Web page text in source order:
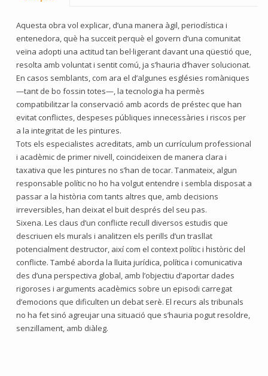
Aquesta obra vol explicar, d’una manera àgil, periodística i
entenedora, què ha succeït perquè el govern d’una comunitat
veïna adopti una actitud tan bel·ligerant davant una qüestió que,
resolta amb voluntat i sentit comú, ja s’hauria d’haver solucionat.
En casos semblants, com ara el d’algunes esglésies romàniques
—tant de bo fossin totes—, la tecnologia ha permès
compatibilitzar la conservació amb acords de préstec que han
evitat conflictes, despeses públiques innecessàries i riscos per
a la integritat de les pintures.
Tots els especialistes acreditats, amb un currículum professional
i acadèmic de primer nivell, coincideixen de manera clara i
taxativa que les pintures no s’han de tocar. Tanmateix, algun
responsable polític no ho ha volgut entendre i sembla disposat a
passar a la història com tants altres que, amb decisions
irreversibles, han deixat el buit després del seu pas.
Sixena. Les claus d’un conflicte recull diversos estudis que
descriuen els murals i analitzen els perills d’un trasllat
potencialment destructor, així com el context polític i històric del
conflicte. També aborda la lluita jurídica, política i comunicativa
des d’una perspectiva global, amb l’objectiu d’aportar dades
rigoroses i arguments acadèmics sobre un episodi carregat
d’emocions que dificulten un debat serè. El recurs als tribunals
no ha fet sinó agreujar una situació que s’hauria pogut resoldre,
senzillament, amb diàleg.